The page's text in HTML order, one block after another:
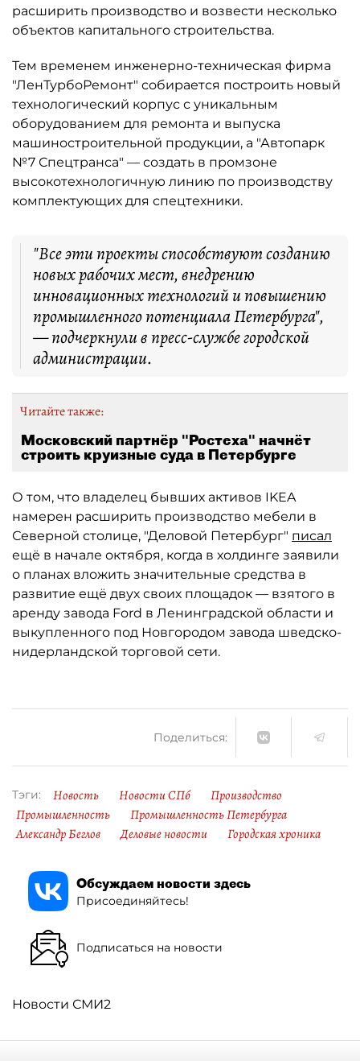
расширить производство и возвести несколько
объектов капитального строительства.
Тем временем инженерно-техническая фирма
"ЛенТурбоРемонт" собирается построить новый
технологический корпус с уникальным
оборудованием для ремонта и выпуска
машиностроительной продукции, а "Автопарк
№7 Спецтранса" — создать в промзоне
высокотехнологичную линию по производству
комплектующих для спецтехники.
"Все эти проекты способствуют созданию
новых рабочих мест, внедрению
инновационных технологий и повышению
промышленного потенциала Петербурга",
— подчеркнули в пресс-службе городской
администрации.
Читайте также:
Московский партнёр "Ростеха" начнёт
строить круизные суда в Петербурге
О том, что владелец бывших активов IKEA
намерен расширить производство мебели в
Северной столице, "Деловой Петербург" писал
ещё в начале октября, когда в холдинге заявили
о планах вложить значительные средства в
развитие ещё двух своих площадок — взятого в
аренду завода Ford в Ленинградской области и
выкупленного под Новгородом завода шведско-
нидерландской торговой сети.
Поделиться:
Тэги: Новость Новости СПб
Производство
Промышленность
Промышленность Петербурга
Александр Беглов
Деловые новости Городская хроника
Обсуждаем новости здесь
Присоединяйтесь!
Подписаться на новости
Новости СМИ2